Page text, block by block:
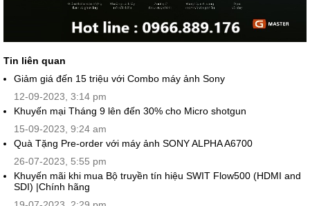
Tin liên quan
Giảm giá đến 15 triệu với Combo máy ảnh Sony
12-09-2023, 3:14 pm
Khuyến mại Tháng 9 lên đến 30% cho Micro shotgun
15-09-2023, 9:24 am
Quà Tặng Pre-order với máy ảnh SONY ALPHA A6700
26-07-2023, 5:55 pm
Khuyến mãi khi mua Bộ truyền tín hiệu SWIT Flow500 (HDMI and
SDI) |Chính hãng